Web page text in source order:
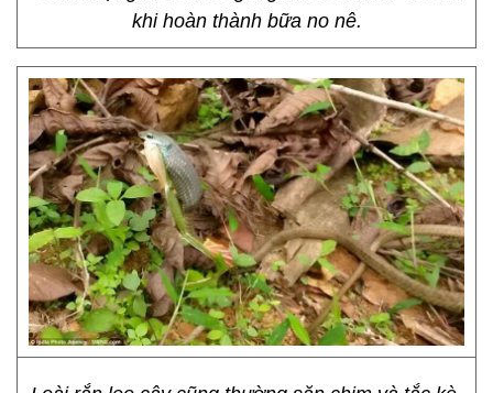
khi hoàn thành bữa no nê.